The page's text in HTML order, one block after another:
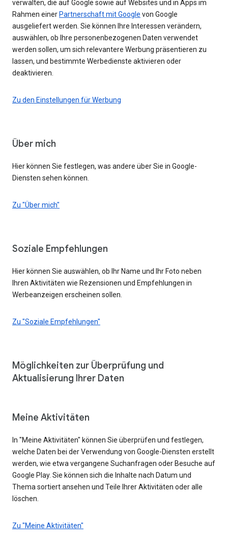
verwalten, die auf Google sowie auf Websites und in Apps im
Rahmen einer Partnerschaft mit Google von Google
ausgeliefert werden. Sie können Ihre Interessen verändern,
auswählen, ob Ihre personenbezogenen Daten verwendet
werden sollen, um sich relevantere Werbung präsentieren zu
lassen, und bestimmte Werbedienste aktivieren oder
deaktivieren.
Zu den Einstellungen für Werbung
Über mich
Hier können Sie festlegen, was andere über Sie in Google-
Diensten sehen können.
Zu "Über mich"
Soziale Empfehlungen
Hier können Sie auswählen, ob Ihr Name und Ihr Foto neben
Ihren Aktivitäten wie Rezensionen und Empfehlungen in
Werbeanzeigen erscheinen sollen.
Zu "Soziale Empfehlungen"
Möglichkeiten zur Überprüfung und
Aktualisierung Ihrer Daten
Meine Aktivitäten
In "Meine Aktivitäten" können Sie überprüfen und festlegen,
welche Daten bei der Verwendung von Google-Diensten erstellt
werden, wie etwa vergangene Suchanfragen oder Besuche auf
Google Play. Sie können sich die Inhalte nach Datum und
Thema sortiert ansehen und Teile Ihrer Aktivitäten oder alle
löschen.
Zu "Meine Aktivitäten"